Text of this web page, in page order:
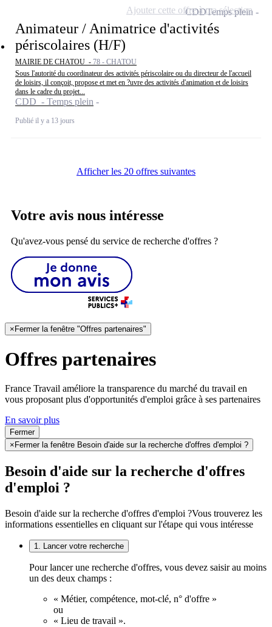
Animateur / Animatrice d'activités
périscolaires (H/F)
MAIRIE DE CHATOU - 78 - CHATOU
Sous l'autorité du coordinateur des activités périscolaire ou du directeur de l'accueil
de loisirs, il conçoit, propose et met en ?uvre des activités d'animation et de loisirs
dans le cadre du projet...
CDD - Temps plein
Publié il y a 13 jours
CDDTemps plein
Ajouter cette offre à ma sélection
Afficher les 20 offres suivantes
Votre avis nous intéresse
Qu'avez-vous pensé du service de recherche d'offres ?
×Fermer la fenêtre "Offres partenaires"
Offres partenaires
France Travail améliore la transparence du marché du travail en
vous proposant plus d'opportunités d'emploi grâce à ses partenaires
En savoir plus
Fermer
× Fermer la fenêtre Besoin d'aide sur la recherche d'offres d'emploi ?
Besoin d'aide sur la recherche d'offres
d'emploi ?
Besoin d'aide sur la recherche d'offres d'emploi ?Vous trouverez les
informations essentielles en cliquant sur l'étape qui vous intéresse
1. Lancer votre recherche
Pour lancer une recherche d'offres, vous devez saisir au moins
un des deux champs :
« Métier, compétence, mot-clé, n° d'offre »
ou
« Lieu de travail ».